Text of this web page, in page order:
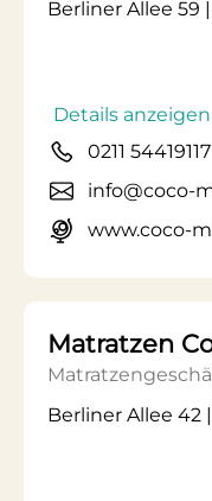
Berliner Allee 59
Details anzeigen
0211 54419117
info@coco-
www.coco-
Matratzen
Berliner Allee 42